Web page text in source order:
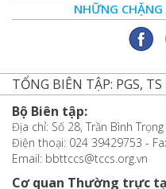
NHỮNG
TỔNG BIÊN TẬP: PGS, TS
Bộ Biên tập:
Địa chỉ: Số 28, Trần Bình
Điện thoại: 024 39429753 -
Email: bbttccs@tccs.org.vn
Cơ quan Thường trực